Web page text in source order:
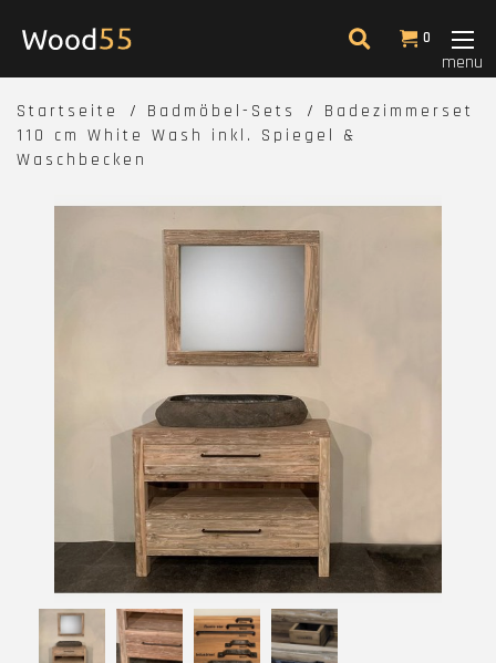
0
menu
Startseite Badmöbel-Sets
Badezimmerset
110 cm White Wash inkl. Spiegel &
Waschbecken